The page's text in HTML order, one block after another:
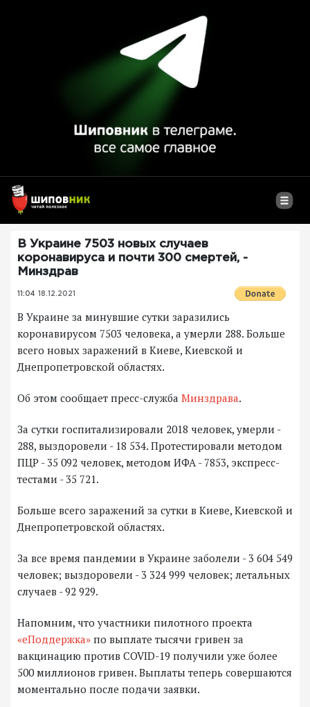
В Украине 7503 новых случаев
коронавируса и почти 300 смертей, -
Минздрав
11:04 18.12.2021
В Украине за минувшие сутки заразились
коронавирусом 7503 человека, а умерли 288. Больше
всего новых заражений в Киеве, Киевской и
Днепропетровской областях.
Об этом сообщает пресс-служба Минздрава.
За сутки госпитализировали 2018 человек, умерли -
288, выздоровели - 18 534. Протестировали методом
ПЦР - 35 092 человек, методом ИФА - 7853, экспресс-
тестами - 35 721.
Больше всего заражений за сутки в Киеве, Киевской и
Днепропетровской областях.
За все время пандемии в Украине заболели - 3 604 549
человек; выздоровели - 3 324 999 человек; летальных
случаев - 92 929.
Напомним, что участники пилотного проекта
«еПоддержка» по выплате тысячи гривен за
вакцинацию против COVID-19 получили уже более
500 миллионов гривен. Выплаты теперь совершаются
моментально после подачи заявки.